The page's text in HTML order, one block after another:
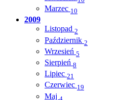
Marzec 10
2009
Listopad 2
Październik 2
Wrzesień 5
Sierpień 8
Lipiec 21
Czerwiec 19
Maj